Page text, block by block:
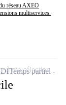
réseau AXEO
multiservices.
Temps partiel
à ma sélection